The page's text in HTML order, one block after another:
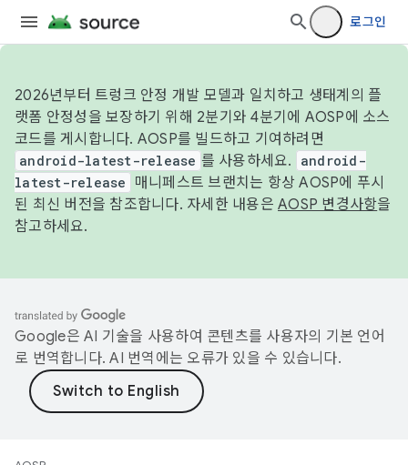
로그인
2026년부터 트렁크 안정 개발 모델과 일치하고 생태계의 플
랫폼 안정성을 보장하기 위해 2분기와 4분기에 AOSP에 소스
코드를 게시합니다. AOSP를 빌드하고 기여하려면
android-latest-release 를 사용하세요.
android-
latest-release
매니페스트 브랜치는 항상 AOSP에 푸시
된 최신 버전을 참조합니다. 자세한 내용은 AOSP 변경사항을
참고하세요.
Google은 AI 기술을 사용하여 콘텐츠를 사용자의 기본 언어
로 번역합니다. AI 번역에는 오류가 있을 수 있습니다.